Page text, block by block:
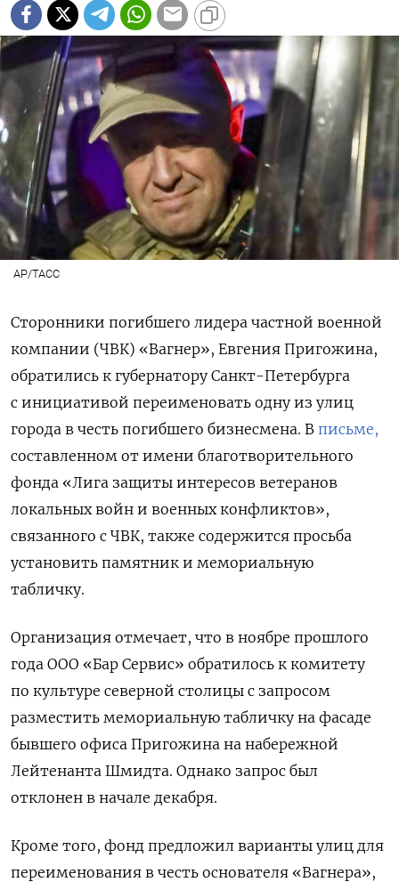
AP/ТАСС
Сторонники погибшего лидера частной военной
компании (ЧВК) «Вагнер», Евгения Пригожина,
обратились к губернатору Санкт-Петербурга
с инициативой переименовать одну из улиц
города в честь погибшего бизнесмена. В письме,
составленном от имени благотворительного
фонда «Лига защиты интересов ветеранов
локальных войн и военных конфликтов»,
связанного с ЧВК, также содержится просьба
установить памятник и мемориальную
табличку.
Организация отмечает, что в ноябре прошлого
года ООО «Бар Сервис» обратилось к комитету
по культуре северной столицы с запросом
разместить мемориальную табличку на фасаде
бывшего офиса Пригожина на набережной
Лейтенанта Шмидта. Однако запрос был
отклонен в начале декабря.
Кроме того, фонд предложил варианты улиц для
переименования в честь основателя «Вагнера»,